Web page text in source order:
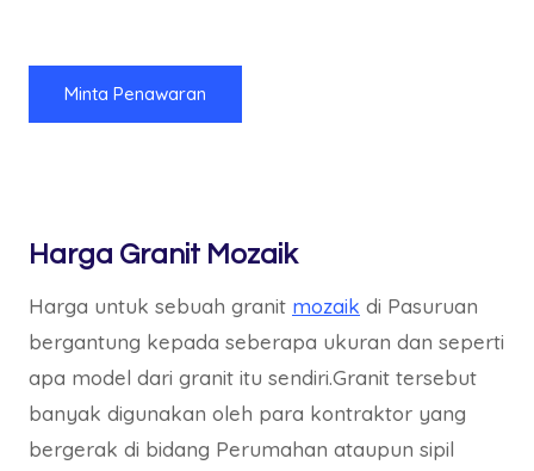
Minta Penawaran
Harga Granit Mozaik
Harga untuk sebuah granit mozaik di Pasuruan
bergantung kepada seberapa ukuran dan seperti
apa model dari granit itu sendiri.Granit tersebut
banyak digunakan oleh para kontraktor yang
bergerak di bidang Perumahan ataupun sipil